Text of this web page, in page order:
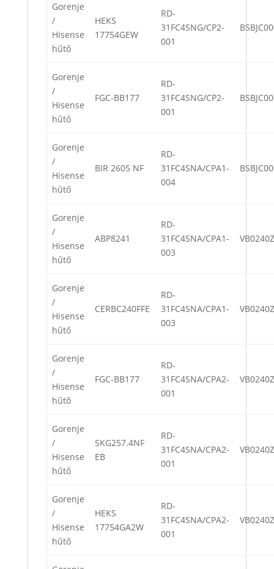
Gorenje
/
Hisense
hűtő
HEKS
17754GEW
RD-
31FC4SNG/CP2-
001
Gorenje
/
Hisense
hűtő
FGC-BB177
RD-
31FC4SNG/CP2-
001
Gorenje
/
Hisense
hűtő
BIR 2605 NF
RD-
31FC4SNA/CPA1-
004
Gorenje
/
Hisense
hűtő
ABP8241
RD-
31FC4SNA/CPA1-
003
Gorenje
/
Hisense
hűtő
CERBC240FFE
RD-
31FC4SNA/CPA1-
003
Gorenje
/
Hisense
hűtő
FGC-BB177
RD-
31FC4SNA/CPA2-
001
Gorenje
/
Hisense
hűtő
SKG257.4NF
EB
RD-
31FC4SNA/CPA2-
001
Gorenje
/
Hisense
hűtő
HEKS
17754GA2W
RD-
31FC4SNA/CPA2-
001